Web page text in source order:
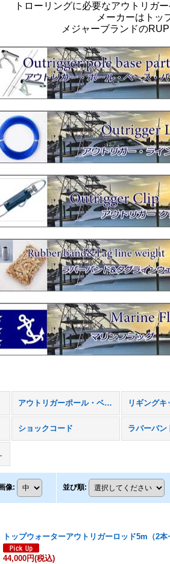
トローリングに必要なアウトリガ
メーカーはトッ
メジャーブランドの
アウトリガーポール・ベース・パーツ リギングキ
ショックコード
ープ）
像: 並び順:
トップウォーターアウトリガーロッド5m（2本
44,000円(税込)